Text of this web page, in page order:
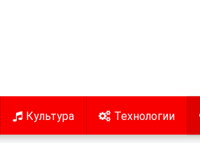
Культура Технологии